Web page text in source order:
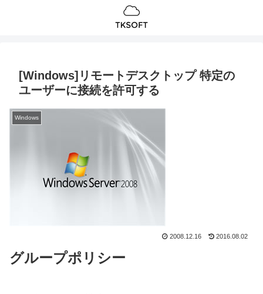
[Windows]リモートデスクトップ 特定の
ユーザーに接続を許可する
Windows
2008.12.16 2016.08.02
グループポリシー